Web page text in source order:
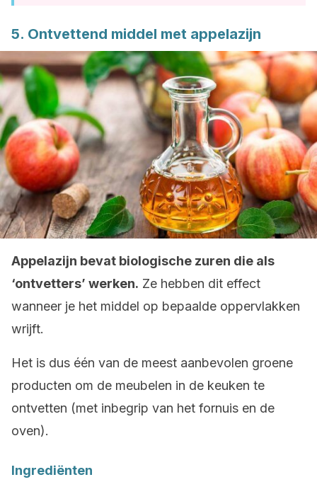
5. Ontvettend middel met appelazijn
Appelazijn bevat biologische zuren die als
‘ontvetters’ werken. Ze hebben dit effect
wanneer je het middel op bepaalde oppervlakken
wrijft.
Het is dus één van de meest aanbevolen groene
producten om de meubelen in de keuken te
ontvetten (met inbegrip van het fornuis en de
oven).
Ingrediënten